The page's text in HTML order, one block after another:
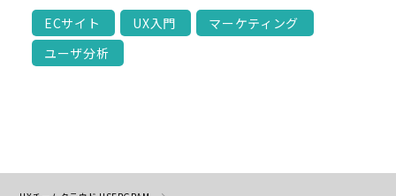
ECサイト UX入門
マーケティング
ユーザ分析